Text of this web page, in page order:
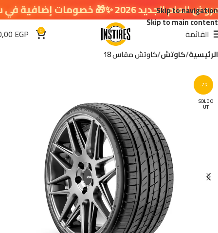
Skip to navigation
Skip to main content
القائمة 0
EGP
الرئيسية كاوتش كاوتش مقاس 18
-7%
SOLD O
UT
خصومات إضافية في سلة التسوق 🔥